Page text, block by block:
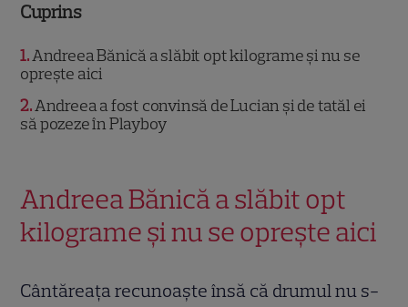
Cuprins
1 Andreea Bănică a slăbit opt kilograme și nu se
oprește aici
2 Andreea a fost convinsă de Lucian și de tatăl ei
să pozeze în Playboy
Andreea Bănică a slăbit opt
kilograme și nu se oprește aici
Cântăreața recunoaște însă că drumul nu s-